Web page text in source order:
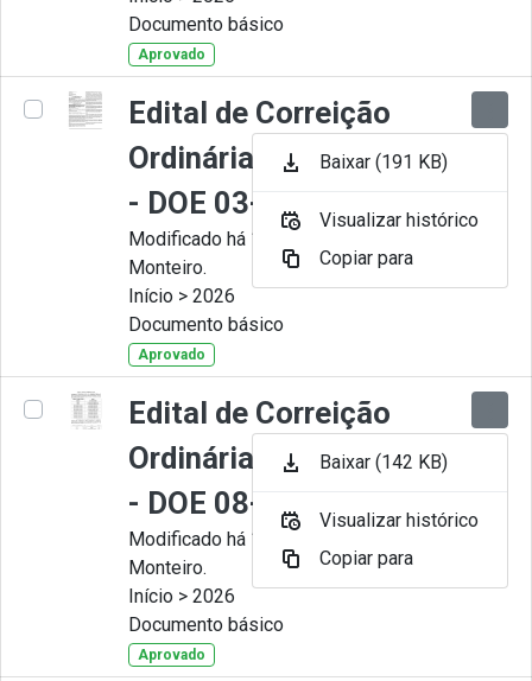
Documento básico
Aprovado
Edital de Correição
Ordinária nº 008-2026
- DOE 03-07-2026
Modificado há 1 Mês por Juliana
Monteiro.
Início > 2026
Documento básico
Aprovado
Edital de Correição
Ordinária nº 007-2026
- DOE 08-06-2026
Modificado há 1 Mês por Juliana
Monteiro.
Início > 2026
Documento básico
Aprovado
Baixar (191 KB)
Visualizar histórico
Copiar para
Baixar (142 KB)
Visualizar histórico
Copiar para